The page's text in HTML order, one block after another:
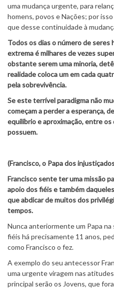
uma mudança urgente, para
homens, povos e Nações; por
que desse continuidade à
Todos os dias o número de seres
extrema é milhares de vezes
obstante serem uma minoria,
realidade coloca um em cada
pela sobrevivência.
Se este terrível paradigma não
começam a perder a esperança,
equilíbrio e aproximação, entre
possuem.
(Francisco, o Papa dos
Francisco sente ter uma missão
apoio dos fiéis e também
que abdicar de muitos dos
tempos.
Nunca anteriormente um Papa
fiéis há precisamente 11 anos,
como Francisco o fez.
A exemplo do seu antecessor
uma urgente viragem nas
principal serão os Jovens, que